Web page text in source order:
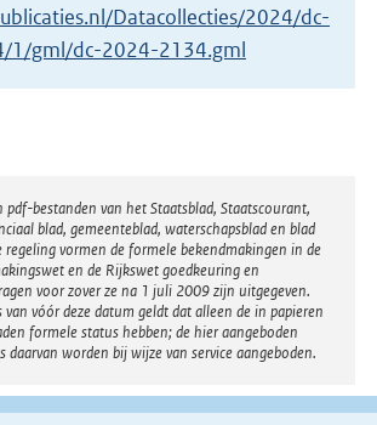
Datacollecties/2024/dc-
1/gml/dc-2024-2134.gml
pdf-bestanden van het Staatsblad, Staatscourant,
blad, gemeenteblad, waterschapsblad en blad
regeling vormen de formele bekendmakingen in de
en de Rijkswet goedkeuring en
voor zover ze na 1 juli 2009 zijn uitgegeven.
vóór deze datum geldt dat alleen de in papieren
formele status hebben; de hier aangeboden
daarvan worden bij wijze van service aangeboden.